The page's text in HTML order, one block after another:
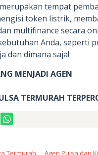
merupakan tempat
token listrik,
multifinance secara
Anda, seperti
dan dimana saja!
MENJADI AGEN
TERMURAH
Termurah
Agen Pulsa dan